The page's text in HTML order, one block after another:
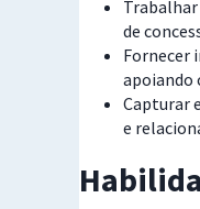
de
Fornecer
apoiando
Capturar
e